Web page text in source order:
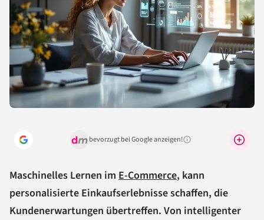
bevorzugt bei Google anzeigen!Warum lohnt sich das?
Maschinelles Lernen im E-Commerce, kann
personalisierte Einkaufserlebnisse schaffen, die
Kundenerwartungen übertreffen. Von intelligenter